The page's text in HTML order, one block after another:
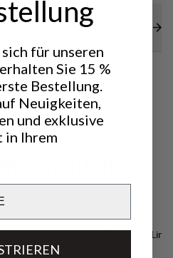
Skare Mid Liner
für unseren
Sie 15 %
Bestellung.
Neuigkeiten,
und exklusive
Ihrem